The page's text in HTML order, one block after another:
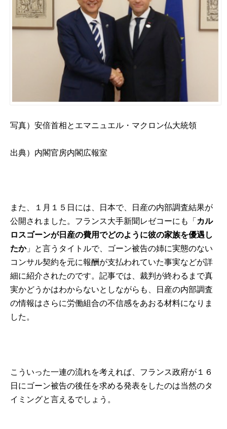
写真）安倍首相とエマニュエル・マクロン仏大統領
出典） 内閣官房内閣広報室
また、１月１５日には、日本で、日産の内部調査結果が
公開されました。 フランス大手新聞レゼコーにも「 カル
ロスゴーンが日産の費用でどのように彼の家族を優遇し
たか」と言うタイトルで、ゴーン被告の姉に実態のない
コンサル契約を元に報酬が支払われていた事実などが詳
細に紹介されたのです。記事では、裁判が終わるまで真
実かどうかはわからないとしながらも、日産の内部調査
の情報はさらに労働組合の不信感をあおる材料になりま
した。
こういった一連の流れを考えれば、フランス政府が１６
日にゴーン被告の後任を求める発表をしたのは当然のタ
イミングと言えるでしょう。